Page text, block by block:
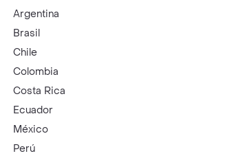
Argentina
Brasil
Chile
Colombia
Costa Rica
Ecuador
México
Perú